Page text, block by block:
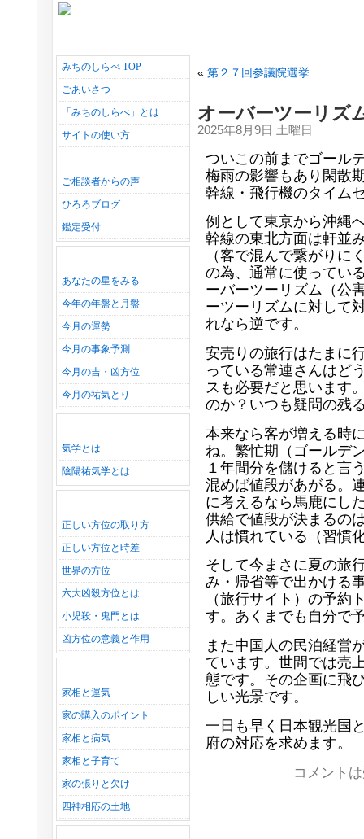
みちのしらべ TOP
ごあいさつ
「みちのしらべ」とは
サイトの使い方
ご相談者からの声
ひろろブログ
鑑定受付
あなたの星をみる
今年の年盤と月盤
今月の運勢
今月の事象予測
今月の吉・凶方位
今月の祐気とり
気学とは
陰陽祐気学とは
正しい方位の取り方
正しい方位と時差
世界の方位
六大凶殺方位とは
小児殺・鬼門とは
凶方位の意義と作用
家相と運気
家の購入のポイント
家相と病気
家相と子育て
家の張りと欠け
四神相応の土地
« 第２７回参議院選挙
オーバーツーリズ
2025年8月9日 土曜日
ついこの前までゴール
梅雨の影響もあり閑散
幹線・飛行機のタイ
例として東京から沖縄
幹線の東北方面は軒並
（客で混んで繋がりに
の為、通常に使ってい
ーバーツーリズム（公
ーツーリズムに対して
れなら逆です。
安売りの旅行はたまに
っている常連さんはど
スも必要だと思います
のか？いつも疑問の残
本来なら客が増える時
ね。繁忙期（ゴールデ
１年間分を儲けると言
混めば値段があがる。
に考えるなら馬鹿にし
供給で値段が決まるの
人は慣れている（習慣
そして今まさに夏の旅
み・帰省等で出かける
（旅行サイト）の予約
す。あくまでも自分で
また中国人の民泊経営
ています。世間では売
態です。その企画に飛
しい光景です。
一日も早く日本観光国
府の対応を求めます。
コメント